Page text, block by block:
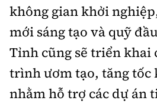
không gian khởi
mới sáng tạo và quỹ
Tỉnh cũng sẽ triển khai
trình ươm tạo, tăng tốc
nhằm hỗ trợ các dự án